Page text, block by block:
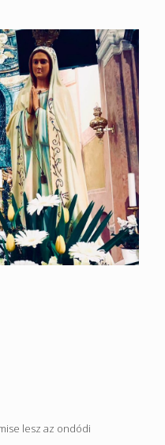
lesz az ondódi